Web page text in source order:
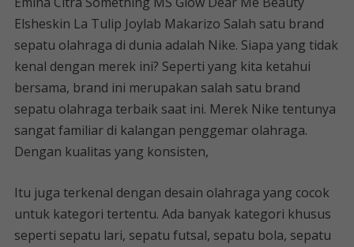
Elsheskin La Tulip Joylab Makarizo Salah satu brand
sepatu olahraga di dunia adalah Nike. Siapa yang tidak
kenal dengan merek ini? Seperti yang kita ketahui
bersama, brand ini merupakan salah satu brand
sepatu olahraga terbaik saat ini. Merek Nike tentunya
sangat familiar di kalangan penggemar olahraga.
Dengan kualitas yang konsisten,
Itu juga terkenal dengan desain olahraga yang cocok
untuk kategori tertentu. Ada banyak kategori khusus
seperti sepatu lari, sepatu futsal, sepatu bola, sepatu